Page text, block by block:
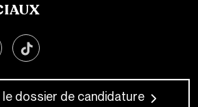
le dossier de candidature